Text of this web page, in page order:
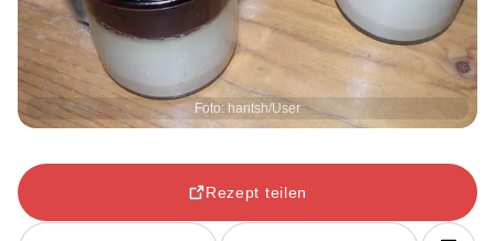
Foto: hantsh/User
Rezept teilen